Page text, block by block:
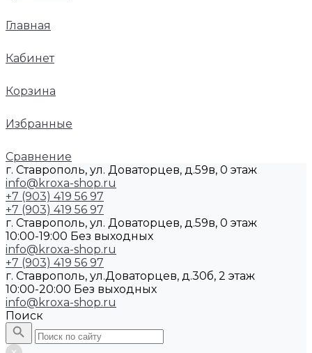
Главная
Кабинет
Корзина
Избранные
Сравнение
г. Ставрополь, ул. Доваторцев, д.59в, 0 этаж
info@kroxa-shop.ru
+7 (903) 419 56 97
+7 (903) 419 56 97
г. Ставрополь, ул. Доваторцев, д.59в, 0 этаж
10:00-19:00 Без выходных
info@kroxa-shop.ru
+7 (903) 419 56 97
г. Ставрополь, ул.Доваторцев, д.30б, 2 этаж
10:00-20:00 Без выходных
info@kroxa-shop.ru
Поиск